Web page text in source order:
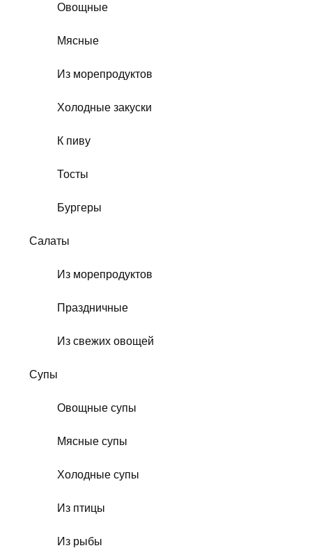
Овощные
Мясные
Из морепродуктов
Холодные закуски
К пиву
Тосты
Бургеры
Салаты
Из морепродуктов
Праздничные
Из свежих овощей
Супы
Овощные супы
Мясные супы
Холодные супы
Из птицы
Из рыбы